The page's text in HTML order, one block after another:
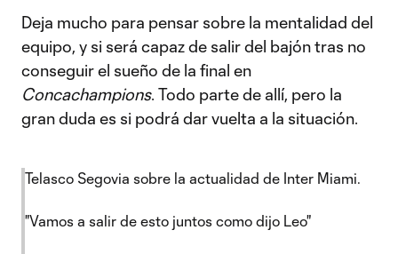
Deja mucho para pensar sobre la mentalidad del
equipo, y si será capaz de salir del bajón tras no
conseguir el sueño de la final en
Concachampions. Todo parte de allí, pero la
gran duda es si podrá dar vuelta a la situación.
Telasco Segovia sobre la actualidad de Inter Miami.
"Vamos a salir de esto juntos como dijo Leo"